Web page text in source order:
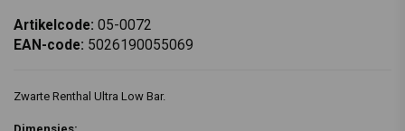
Artikelcode: 05-0072
EAN-code: 5026190055069
Zwarte Renthal Ultra Low Bar.